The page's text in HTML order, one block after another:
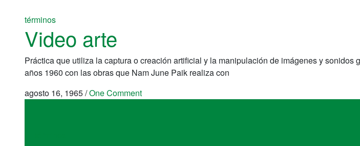
términos
Video arte
Práctica que utiliza la captura o creación artificial y la manipulación de imágenes y
años 1960 con las obras que Nam June Paik realiza con
agosto 16, 1965/One Comment